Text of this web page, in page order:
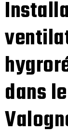
dans